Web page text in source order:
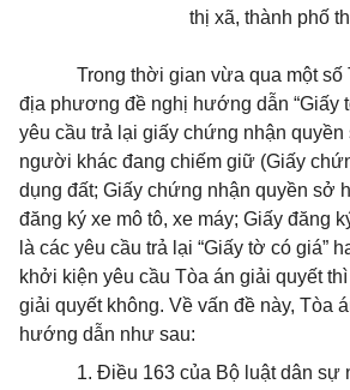
thị xã, thành phố
Trong thời gian vừa qua một số
địa phương đề nghị hướng dẫn “Giấy
yêu cầu trả lại giấy chứng nhận
người khác đang chiếm giữ (Giấy
dụng đất; Giấy chứng nhận quyền sở
đăng ký xe mô tô, xe máy; Giấy đăng
là các yêu cầu trả lại “Giấy tờ có giá”
khởi kiện yêu cầu Tòa án giải quyết
giải quyết không. Về vấn đề này, Tòa
hướng dẫn như sau:
1. Điều 163 của Bộ luật dân sự